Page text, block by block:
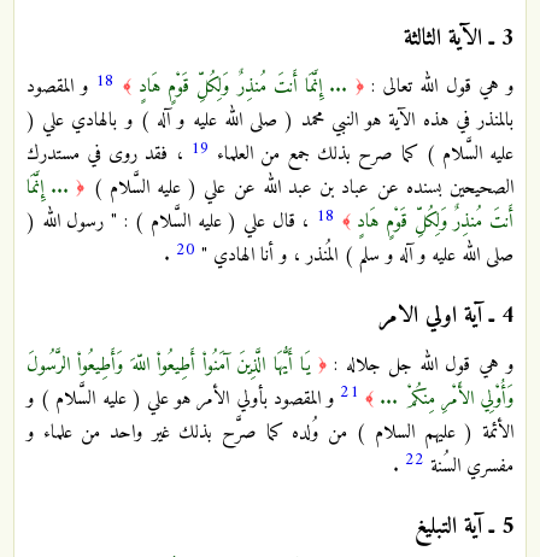
3 ـ الآية الثالثة
و هي قول الله تعالى :﴿ ... إِنَّمَا أَنتَ مُنذِرٌ وَلِكُلِّ قَوْمٍ هَادٍ﴾ 18 و المقصود
بالمنذر في هذه الآية هو النبي محمد ( صلى الله عليه و آله ) و بالهادي علي (
عليه السَّلام ) كما صرح بذلك جمع من العلماء 19 ، فقد روى في مستدرك
الصحيحين بسنده عن عباد بن عبد الله عن علي ( عليه السَّلام ) ﴿ ... إِنَّمَا
أَنتَ مُنذِرٌ وَلِكُلِّ قَوْمٍ هَادٍ﴾ 18 ، قال علي ( عليه السَّلام ) : " رسول الله (
صلى الله عليه و آله و سلم ) المُنذر ، و أنا الهادي " 20
.
4 ـ آية اولي الامر
و هي قول الله جل جلاله : ﴿ يَا أَيُّهَا الَّذِينَ آمَنُواْ أَطِيعُواْ اللّهَ وَأَطِيعُواْ الرَّسُولَ
وَأُوْلِي الأَمْرِ مِنكُمْ ... ﴾ 21 و المقصود بأولي الأمر هو علي ( عليه السَّلام ) و
الأئمة ( عليهم السلام ) من وُلده كما صرَّح بذلك غير واحد من علماء و
مفسري السُنة 22
.
5 ـ آية التبليغ